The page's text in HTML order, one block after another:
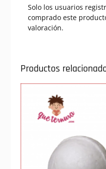
Solo los usuarios
comprado este
valoración.
Productos